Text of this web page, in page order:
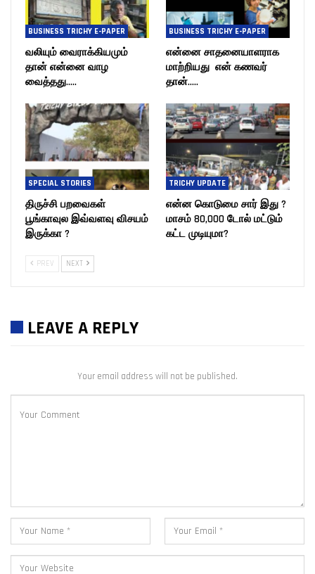
BUSINESS TRICHY E-PAPER
வலியும் வைராக்கியமும்
தான் என்னை வாழ
வைத்தது…..
BUSINESS TRICHY E-PAPER
என்னை சாதனையாளராக
மாற்றியது என் கணவர்
தான்…..
SPECIAL STORIES
திருச்சி பறவைகள்
பூங்காவுல இவ்வளவு விசயம்
இருக்கா ?
TRICHY UPDATE
என்ன கொடுமை சார் இது ?
மாசம் 80,000 டோல் மட்டும்
கட்ட முடியுமா?
PREV NEXT
LEAVE A REPLY
Your email address will not be published.